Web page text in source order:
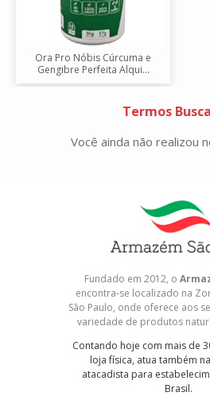
Ora Pro Nóbis Cúrcuma e
Gengibre Perfeita Alqui...
Termos
Você ainda não realizou
Fundado em 2012, o
encontra-se localizado na
São Paulo, onde oferece aos
variedade de produtos
Contando hoje com mais de
loja física, atua também
atacadista para
Brasil.